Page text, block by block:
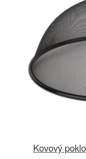
Kovový